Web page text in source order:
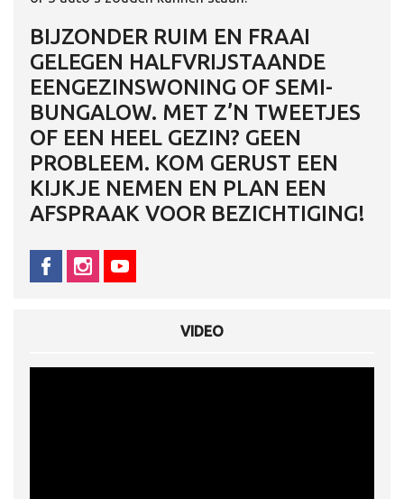
BIJZONDER RUIM EN FRAAI
GELEGEN HALFVRIJSTAANDE
EENGEZINSWONING OF SEMI-
BUNGALOW. MET Z’N TWEETJES
OF EEN HEEL GEZIN? GEEN
PROBLEEM. KOM GERUST EEN
KIJKJE NEMEN EN PLAN EEN
AFSPRAAK VOOR BEZICHTIGING!
VIDEO